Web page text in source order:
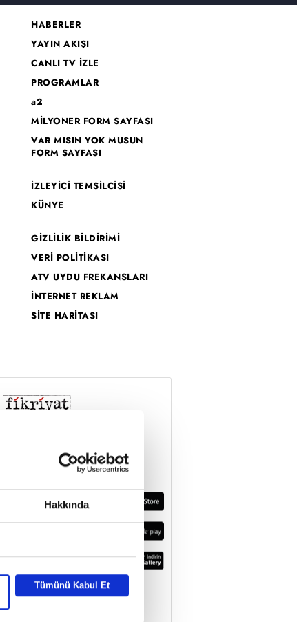
Hakkında
Tümünü Kabul Et
HABERLER
YAYIN AKIŞI
CANLI TV İZLE
PROGRAMLAR
a2
MİLYONER FORM SAYFASI
VAR MISIN YOK MUSUN
FORM SAYFASI
İZLEYİCİ TEMSİLCİSİ
KÜNYE
GİZLİLİK BİLDİRİMİ
VERİ POLİTİKASI
ATV UYDU FREKANSLARI
İNTERNET REKLAM
SİTE HARİTASI